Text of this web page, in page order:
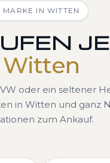
IN WITTEN
oder ein seltener
in Witten und ganz
zum Ankauf.